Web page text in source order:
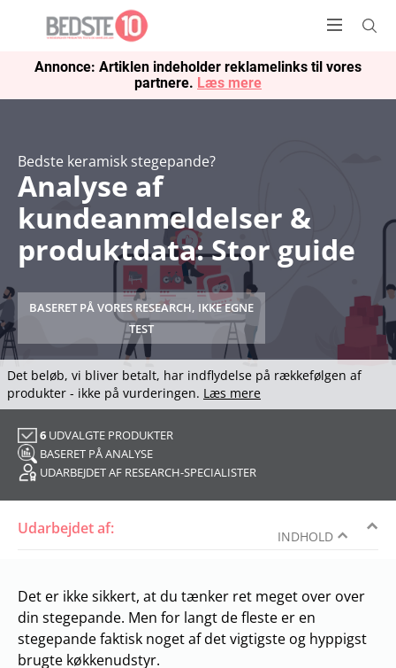
Annonce: Artiklen indeholder reklamelinks til vores
partnere. Læs mere
Bedste keramisk stegepande?
Analyse af
kundeanmeldelser &
produktdata: Stor guide
BASERET PÅ VORES RESEARCH, IKKE EGNE
TEST
Det beløb, vi bliver betalt, har indflydelse på rækkefølgen af
produkter - ikke på vurderingen. Læs mere
6 UDVALGTE PRODUKTER
BASERET PÅ ANALYSE
UDARBEJDET AF RESEARCH-SPECIALISTER
Udarbejdet af: INDHOLD
Det er ikke sikkert, at du tænker ret meget over over
din stegepande. Men for langt de fleste er en
stegepande faktisk noget af det vigtigste og hyppigst
brugte køkkenudstyr.